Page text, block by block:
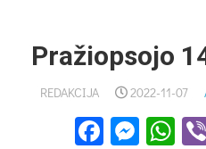
Pražiopsojo
REDAKCIJA 2022-11-07